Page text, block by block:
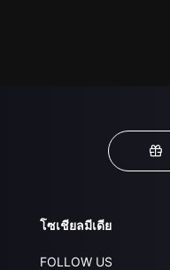
โซเชียลมีเดีย
FOLLOW US